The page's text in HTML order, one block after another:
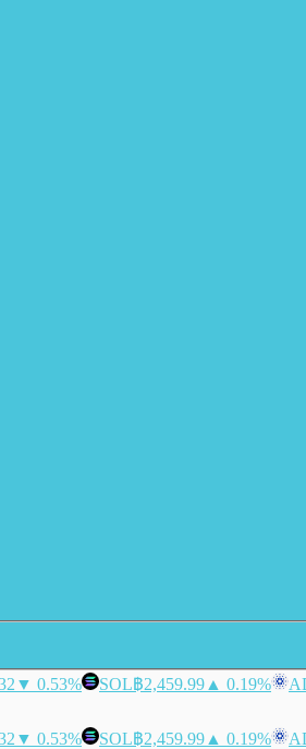
▼ 0.53% SOL฿2,459.99 ▲ 0.19%
▼ 0.53% SOL฿2,459.99 ▲ 0.19%